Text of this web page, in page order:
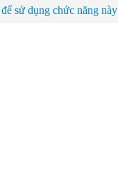
sử dụng chức năng này